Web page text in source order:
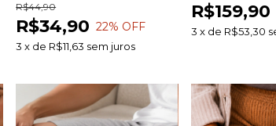
R$34,90
R$44,90
22% OFF
3 x de R$11,63 sem juros
Quente e Fria
R$159,90
3 x de R$53,30